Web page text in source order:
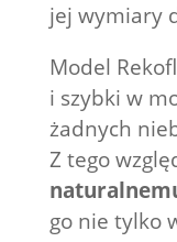
jej wymiary
Model
i szybki w
żadnych
Z tego
go nie tylko